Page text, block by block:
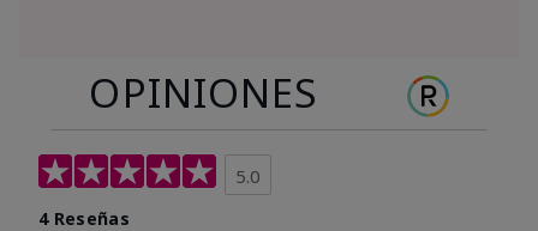
OPINIONES
5.0
4 Reseñas